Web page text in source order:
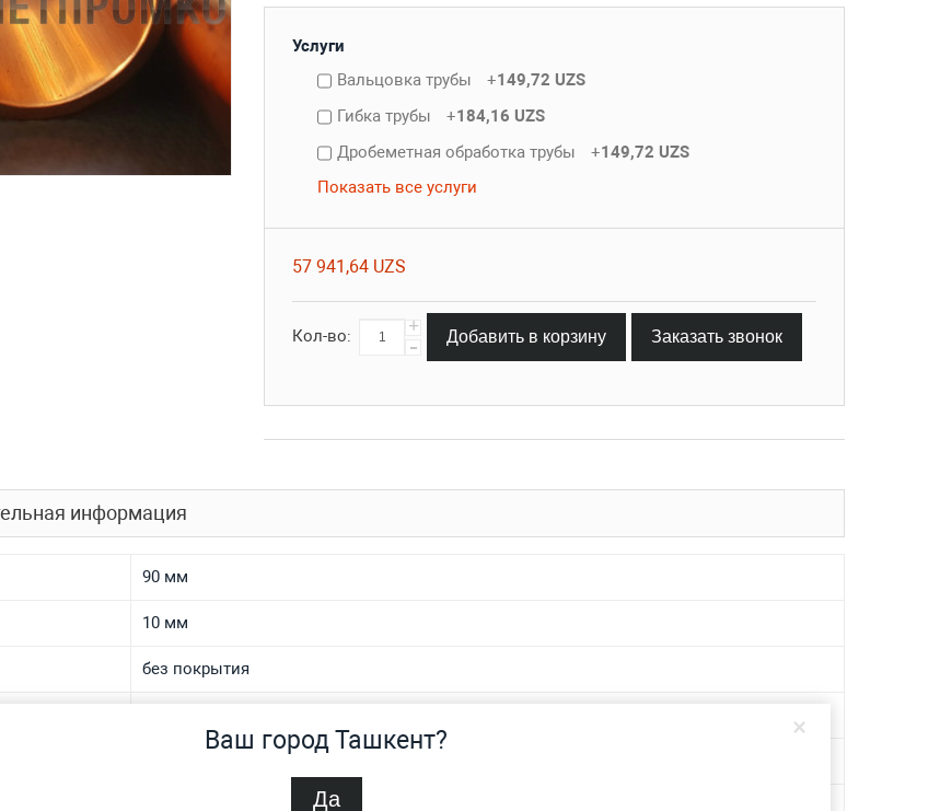
×
Ваш город Ташкент?
Да
Услуги
Вальцовка трубы
+149,72 UZS
Гибка трубы
+184,16 UZS
Дробеметная обработка трубы
+149,72 UZS
Показать все услуги
57 941,64 UZS
Кол-во: +
- Добавить в корзину Заказать звонок
информация
90 мм
10 мм
без покрытия